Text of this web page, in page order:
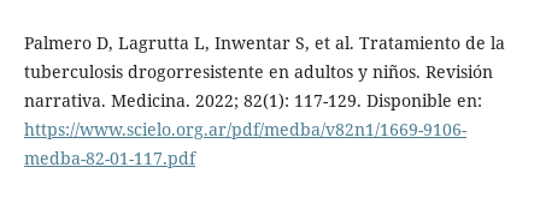
Palmero D, Lagrutta L, Inwentar S, et al. Tratamiento de la
tuberculosis drogorresistente en adultos y niños. Revisión
narrativa. Medicina. 2022; 82(1): 117-129. Disponible en:
https://www.scielo.org.ar/pdf/medba/v82n1/1669-9106-
medba-82-01-117.pdf